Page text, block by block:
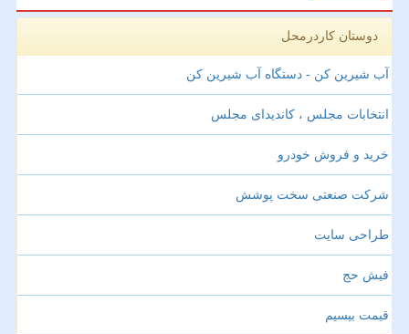
دوستان کاردرمحل
آب شیرین کن - دستگاه آب شیرین کن
انتخابات مجلس ، کاندیدای مجلس
خرید و فروش خودرو
شرکت صنعتی سخت پوشش
طراحی سایت
فیش حج
قیمت بیسیم